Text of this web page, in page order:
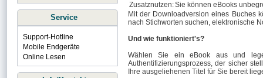
Zusatznutzen:Sie können eBooks
Mit der Downloadversion eines Buches
nach Stichworten suchen, elektronische
Und wie funktioniert's?
Wählen Sie ein eBook aus und
Authentifizierungsprozess, der sicher
Ihre ausgeliehenen Titel für Sie bereit
Service
Support-Hotline
Mobile Endgeräte
Online Lesen